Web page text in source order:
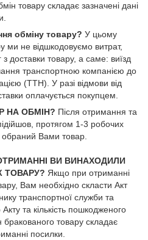
товару складає зазначені дані
обміну товару? У цьому
ми не відшкодовуємо витрат,
з доставки товару, а саме: виїзд
транспортною компанією до
(ТТН). У разі відмови від
оплачується покупцем.
НА ОБМІН? Після отримання та
протягом 1-3 робочих
обраний Вами товар.
ВИ ВИНАХОДИЛИ
ТОВАРУ? Якщо при отриманні
Вам необхідно скласти Акт
транспортної служби та
та кількість пошкодженого
товару складає
посилки.